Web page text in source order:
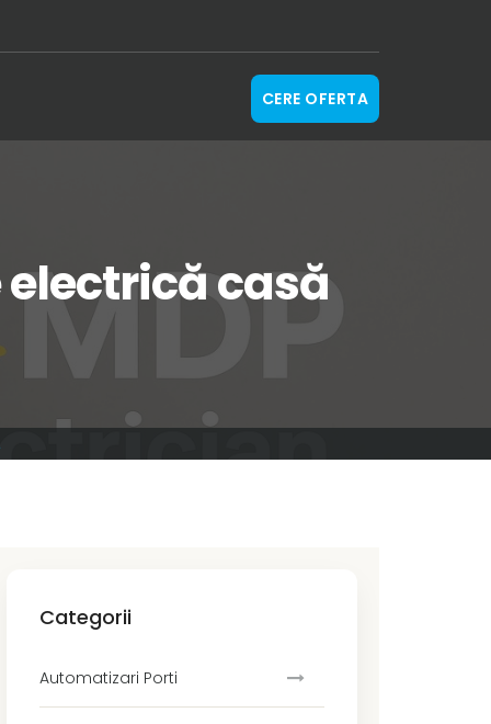
CERE OFERTA
casă
Categorii
Automatizari Porti